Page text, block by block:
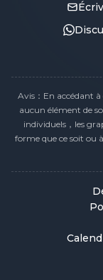
Avis：En accédant
aucun élément de
individuels，les
forme que ce soit ou